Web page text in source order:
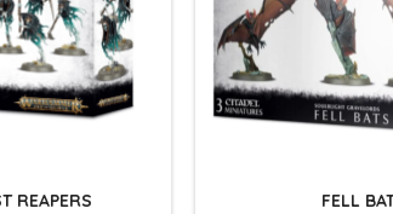
REAPERS
FELL